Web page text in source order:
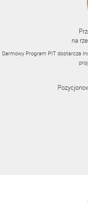
na
Darmowy Program PIT dostarcza